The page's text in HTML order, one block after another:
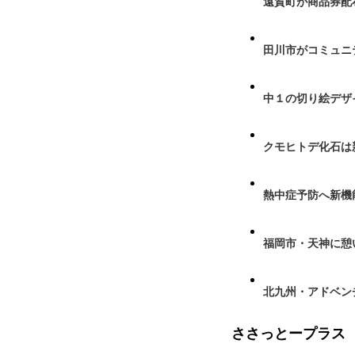
田川市がコミュ
中１の切り絵デ
クモヒトデ化石
熱中症予防へ新
福岡市・天神に
北九州・アドベ
ささっとープラス